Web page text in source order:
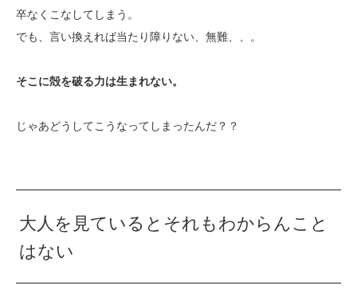
卒なくこなしてしまう。
でも、言い換えれば当たり障りない、無難、、。
そこに殻を破る力は生まれない。
じゃあどうしてこうなってしまったんだ？？
大人を見ているとそれもわからんこと
はない